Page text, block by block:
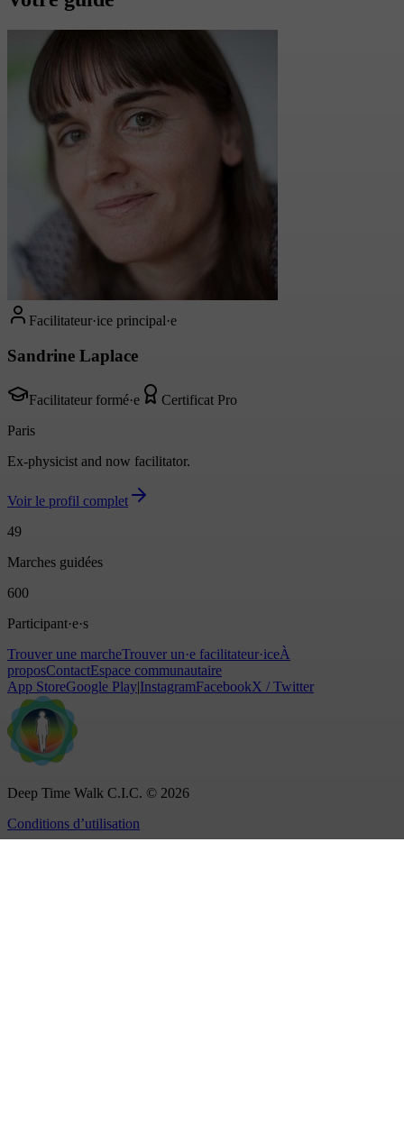
Facilitateur·ice principal·e
Sandrine Laplace
Facilitateur formé·e
Certificat Pro
Paris
Ex-physicist and now facilitator.
Voir le profil complet
49
Marches guidées
600
Participant·e·s
Trouver une marcheTrouver un·e facilitateur·iceÀ
proposContactEspace communautaire
App StoreGoogle Play|InstagramFacebookX / Twitter
Deep Time Walk C.I.C. © 2026
Conditions d’utilisation